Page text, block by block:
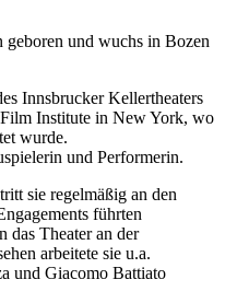
und wuchs in Bozen
Innsbrucker Kellertheaters
Film Institute in New York, wo
wurde.
und Performerin.
sie regelmäßig an den
führten
das Theater an der
arbeitete sie u.a.
und Giacomo Battiato